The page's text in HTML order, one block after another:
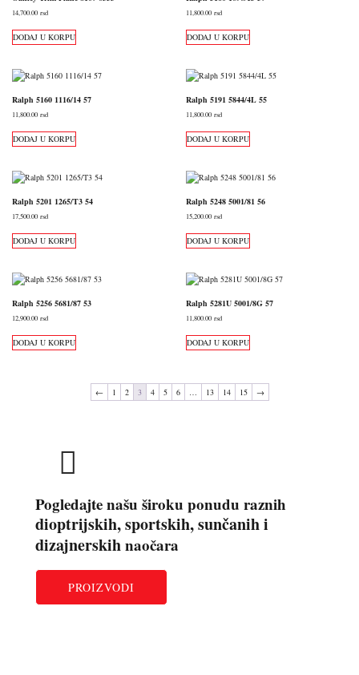
14,700.00 rsd
DODAJ U KORPU
11,800.00rsd
DODAJ U KORPU
Ralph 5160 1116/14 57
11,800.00 rsd
DODAJ U KORPU
Ralph 5191 5844/4L 55
11,800.00rsd
DODAJ U KORPU
Ralph 5201 1265/T3 54
17,500.00 rsd
DODAJ U KORPU
Ralph 5248 5001/81 56
15,200.00rsd
DODAJ U KORPU
Ralph 5256 5681/87 53
12,900.00 rsd
DODAJ U KORPU
Ralph 5281U 5001/8G 57
11,800.00rsd
DODAJ U KORPU
← 1 2 3 4 5 6 … 13 14 15 →
Pogledajte našu široku ponudu raznih
dioptrijskih, sportskih, sunčanih i
dizajnerskihnaočara
PROIZVODI